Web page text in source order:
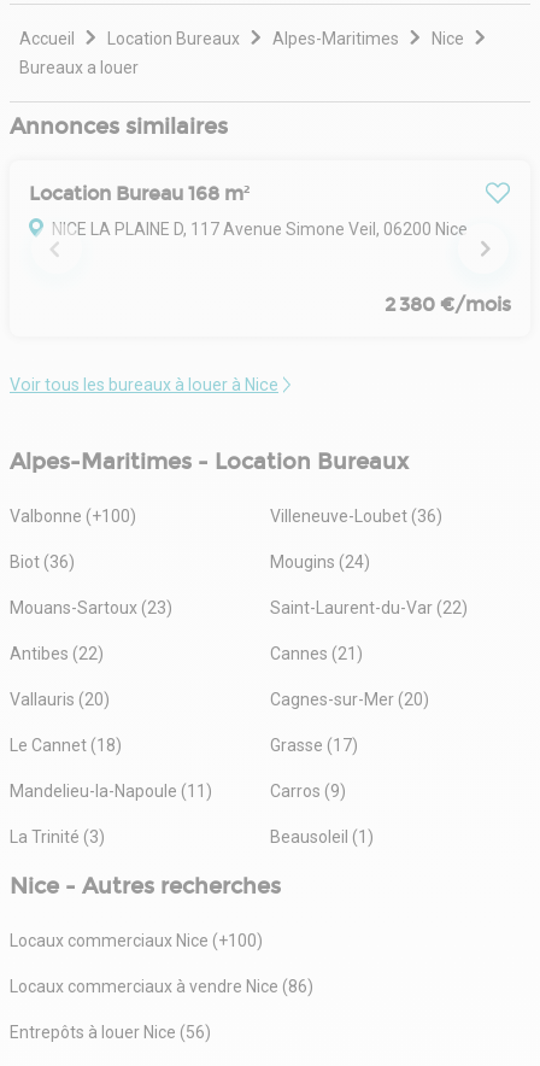
stratégique de développement.
Accueil Location Bureaux Alpes-Maritimes
Nice
Bureaux a louer
Annonces similaires
Location Bureau 168 m²
NICE LA PLAINE D, 117 Avenue Simone Veil, 06200 Nice
2 380 €/mois
Voir tous les bureaux à louer à Nice
Alpes-Maritimes - Location Bureaux
Valbonne (+100) Villeneuve-Loubet (36)
Biot (36) Mougins (24)
Mouans-Sartoux (23) Saint-Laurent-du-Var (22)
Antibes (22) Cannes (21)
Vallauris (20) Cagnes-sur-Mer (20)
Le Cannet (18) Grasse (17)
Mandelieu-la-Napoule (11) Carros (9)
La Trinité (3) Beausoleil (1)
Nice - Autres recherches
Locaux commerciaux Nice (+100)
Locaux commerciaux à vendre Nice (86)
Entrepôts à louer Nice (56)